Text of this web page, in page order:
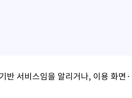
반 서비스임을 알리거나, 이용 화면·